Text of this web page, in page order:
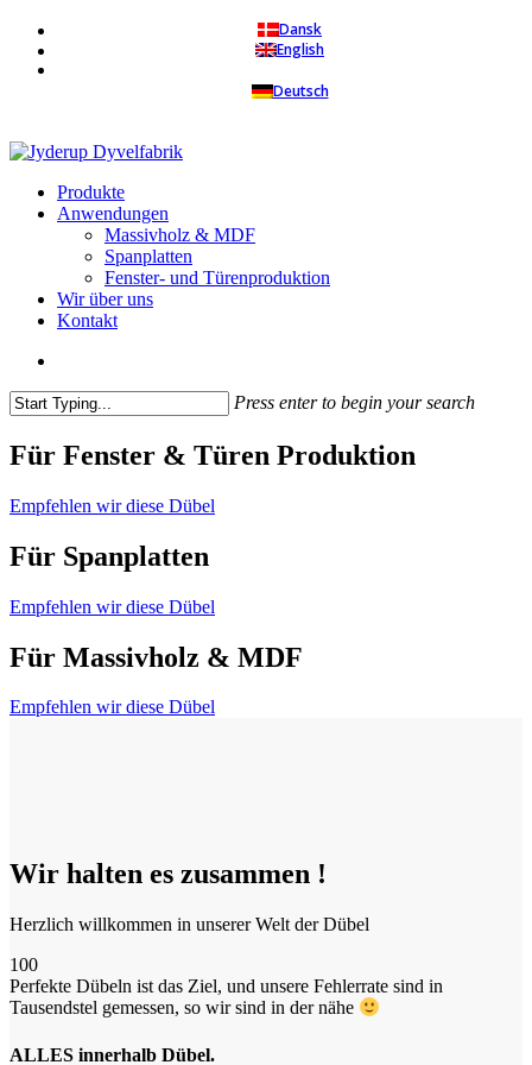
Skip
main
Dansk
English
Deutsch
search
Menu
Produkte
Anwendungen
Massivholz & MDF
Spanplatten
Fenster- und Türenproduktion
Wir über uns
Kontakt
Press enter to begin your search
Search
Für Fenster & Türen Produktion
Empfehlen wir diese Dübel
Für Spanplatten
Empfehlen wir diese Dübel
Für Massivholz & MDF
Empfehlen wir diese Dübel
Wir halten es zusammen !
Herzlich willkommen in unserer Welt der Dübel
100
Perfekte Dübeln ist das Ziel, und unsere Fehlerrate sind in
Tausendstel gemessen, so wir sind in der nähe
ALLES innerhalb Dübel.